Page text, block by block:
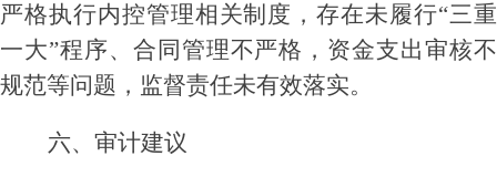
严格执行内控管理相关制度，存在未履行“三重
一大”程序、合同管理不严格，资金支出审核不
规范等问题，监督责任未有效落实。
六、审计建议